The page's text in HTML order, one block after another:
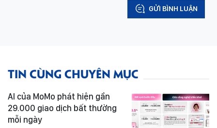
GỬI BÌNH LUẬN
TIN CÙNG CHUYÊN MỤC
AI của MoMo phát hiện gần
29.000 giao dịch bất thường
mỗi ngày